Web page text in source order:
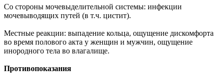
Со стороны мочевыделительной системы: инфекции
мочевыводящих путей (в т.ч. цистит).
Местные реакции: выпадение кольца, ощущение дискомфорта
во время полового акта у женщин и мужчин, ощущение
инородного тела во влагалище.
Противопоказания